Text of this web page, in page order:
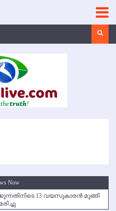
Now
13 വയസുകാരന്‍ മുങ്ങി
മരിച്ചു